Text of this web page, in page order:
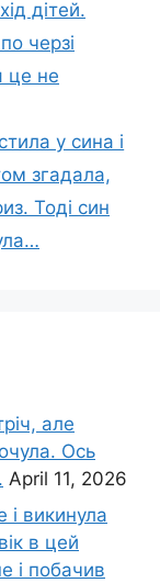
дітей.
черзі
це не
у сина і
згадала,
Тоді син
але
Ось
April 11, 2026
викинула
в цей
і побачив